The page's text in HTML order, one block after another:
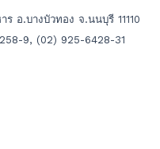
อ.บางบัวทอง จ.นนบุรี 11110
9, (02) 925-6428-31